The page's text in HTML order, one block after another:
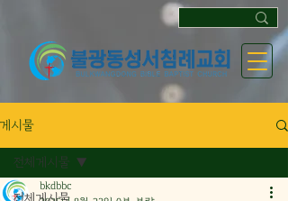
게시물
전체게시물
전체게시물
bkdbbc